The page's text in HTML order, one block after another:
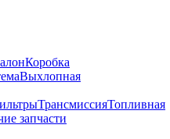
Коробка
Выхлопная
ТрансмиссияТопливная
запчасти